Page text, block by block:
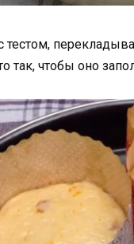
так, чтобы оно